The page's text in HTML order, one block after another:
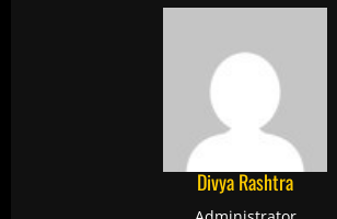
Divya Rashtra